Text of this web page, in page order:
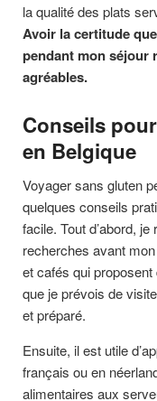
la qualité des plats
Avoir la certitude
pendant mon séjour
agréables.
Conseils
en Belgique
Voyager sans gluten
quelques conseils
facile. Tout d’abord,
recherches avant
et cafés qui
que je prévois de
et préparé.
Ensuite, il est utile
français ou en
alimentaires aux